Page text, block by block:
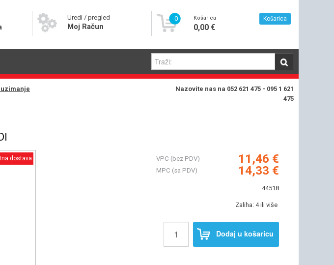
Uredi / pregled
Moj Račun
0 Košarica
0,00 €
Košarica
Nazovite nas na 052 621 475 - 095 1 621
475
dostava VPC (bez PDV) 11,46 €
MPC (sa PDV) 14,33 €
44518
Zaliha: 4 ili više
Dodaj u košaricu